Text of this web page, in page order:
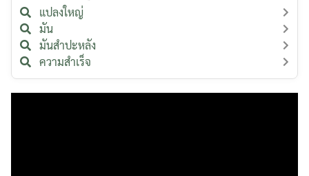
แปลงใหญ่
มัน
มันสำปะหลัง
ความสำเร็จ